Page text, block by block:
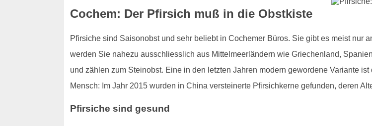
Cochem: Der Pfirsich muß in die Obstkiste
Pfirsiche sind Saisonobst und sehr beliebt in Cochemer Büros. Sie gibt es meist nur
werden Sie nahezu ausschliesslich aus Mittelmeerländern wie Griechenland,
und zählen zum Steinobst. Eine in den letzten Jahren modern gewordene Variante
Mensch: Im Jahr 2015 wurden in China versteinerte Pfirsichkerne gefunden, deren
Pfirsiche sind gesund